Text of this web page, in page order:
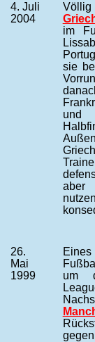
4. Juli
2004
im
sie
und
aber
26.
Mai
1999
um